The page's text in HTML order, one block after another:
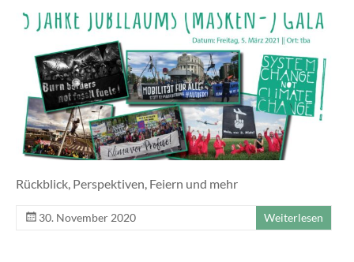
Rückblick, Perspektiven, Feiern und mehr
30. November 2020 Weiterlesen